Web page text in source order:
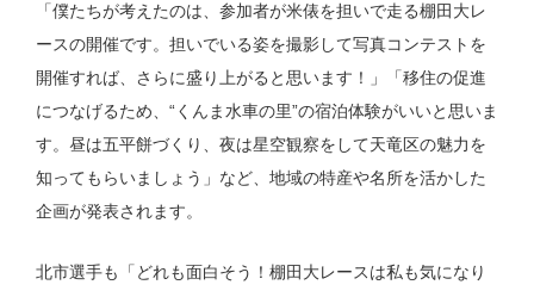
「僕たちが考えたのは、参加者が米俵を担いで走る棚田大レ
ースの開催です。担いでいる姿を撮影して写真コンテストを
開催すれば、さらに盛り上がると思います！」「移住の促進
につなげるため、“くんま水車の里”の宿泊体験がいいと思いま
す。昼は五平餅づくり、夜は星空観察をして天竜区の魅力を
知ってもらいましょう」など、地域の特産や名所を活かした
企画が発表されます。
北市選手も「どれも面白そう！棚田大レースは私も気になり